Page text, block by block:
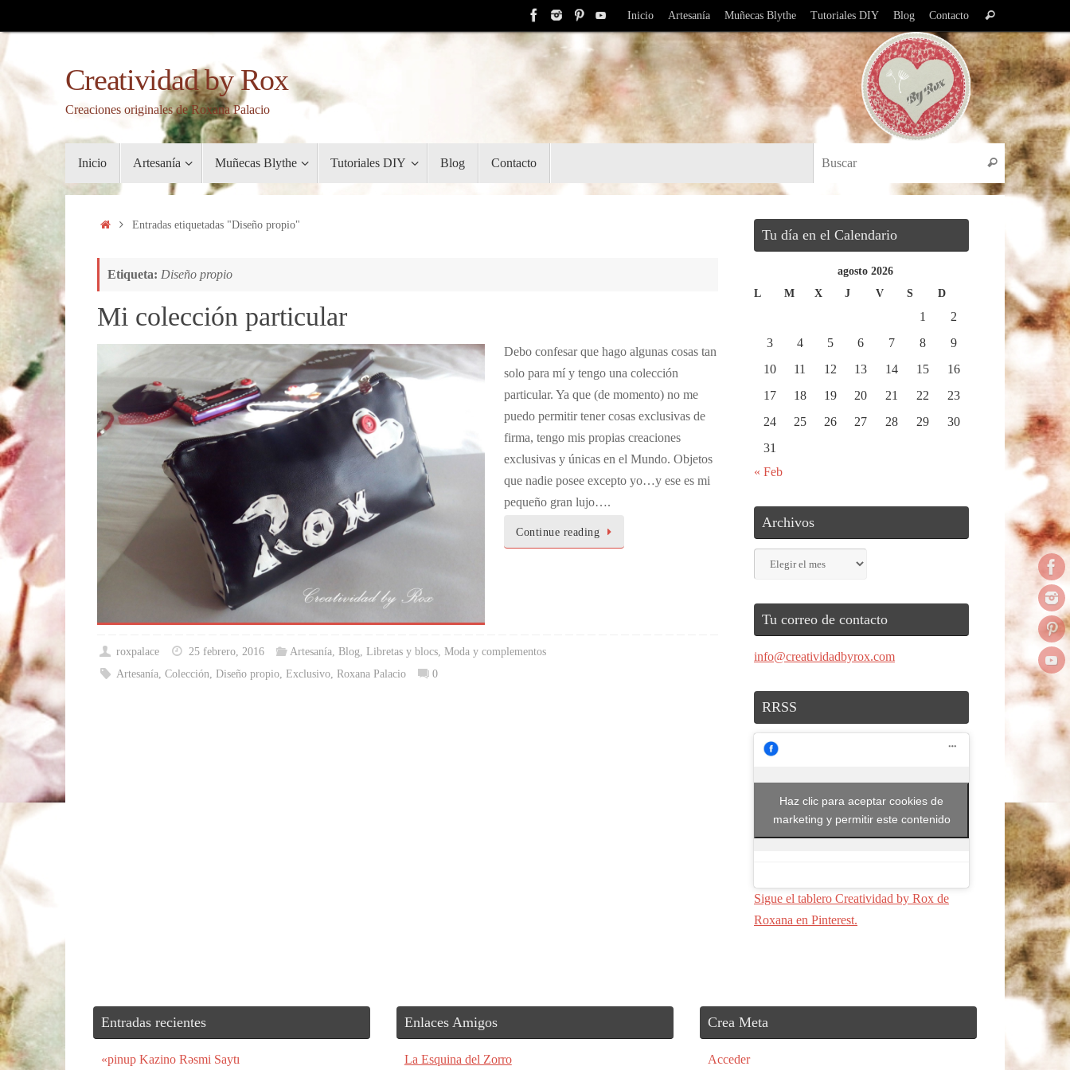
al
Inicio Artesanía Muñecas Blythe Tutoriales DIY Blog Contacto
para:
Buscar
Creatividad by Rox
Creaciones originales de Roxana Palacio
contenido
Inicio Artesanía Muñecas Blythe Tutoriales DIY Blog Contacto
Búsqueda
Buscar
InicioEntradas etiquetadas "Diseño propio"
Etiqueta: Diseño propio
Mi colección particular
Debo confesar que hago algunas cosas tan
solo para mí y tengo una colección
particular. Ya que (de momento) no me
puedo permitir tener cosas exclusivas de
firma, tengo mis propias creaciones
exclusivas y únicas en el Mundo. Objetos
que nadie posee excepto yo…y ese es mi
pequeño gran lujo….
Continue reading
roxpalace 25 febrero, 2016 Artesanía Blog Libretas y blocs, Moda y complementos
Artesanía ,Colección ,Diseño propio ,Exclusivo ,Roxana Palacio 0
Tu día en el Calendario
agosto 2026
L
M X J V S D
1
2
3
4 5 6 7 8
9
10
11 12 13 14 15
16
17
18 19 20 21 22
23
24
25 26 27 28 29
30
31
« Feb
Archivos
Archivos
Tu correo de contacto
info@creatividadbyrox.com
RRSS
Haz clic para aceptar cookies de
marketing y permitir este contenido
Sigue el tablero Creatividad by Rox de
Roxana en Pinterest.
Entradas recientes
«pinup Kazino Rəsmi Saytı
Enlaces Amigos
La Esquina del Zorro
Crea Meta
Acceder